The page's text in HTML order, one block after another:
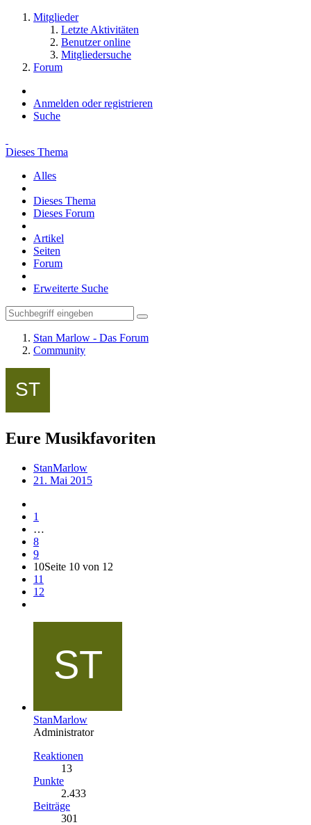
Mitglieder
Letzte Aktivitäten
Benutzer online
Mitgliedersuche
Forum
Anmelden oder registrieren
Suche
Dieses Thema
Alles
Dieses Thema
Dieses Forum
Artikel
Seiten
Forum
Erweiterte Suche
Stan Marlow - Das Forum
Community
Eure Musikfavoriten
StanMarlow
21. Mai 2015
1
…
8
9
10Seite 10 von 12
11
12
StanMarlow
Administrator
Reaktionen
13
Punkte
2.433
Beiträge
301